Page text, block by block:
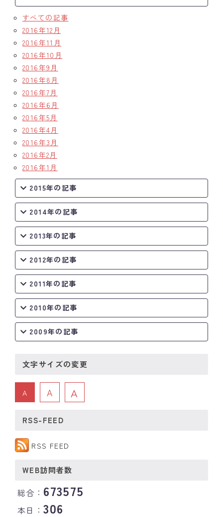
すべての記事
2016年12月
2016年11月
2016年10月
2016年9月
2016年8月
2016年7月
2016年6月
2016年5月
2016年4月
2016年3月
2016年2月
2016年1月
2015年の記事
2014年の記事
2013年の記事
2012年の記事
2011年の記事
2010年の記事
2009年の記事
文字サイズの変更
A A A
RSS-FEED
RSS FEED
WEB訪問者数
総合： 673575
本日：306